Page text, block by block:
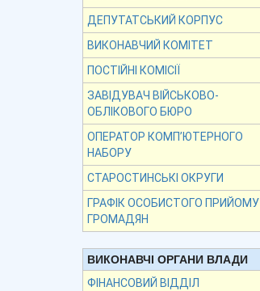
ДЕПУТАТСЬКИЙ КОРПУС
ВИКОНАВЧИЙ КОМІТЕТ
ПОСТІЙНІ КОМІСІЇ
ЗАВІДУВАЧ ВІЙСЬКОВО-
ОБЛІКОВОГО БЮРО
ОПЕРАТОР КОМП’ЮТЕРНОГО
НАБОРУ
СТАРОСТИНСЬКІ ОКРУГИ
ГРАФІК ОСОБИСТОГО ПРИЙОМУ
ГРОМАДЯН
ВИКОНАВЧІ ОРГАНИ ВЛАДИ
ФІНАНСОВИЙ ВІДДІЛ